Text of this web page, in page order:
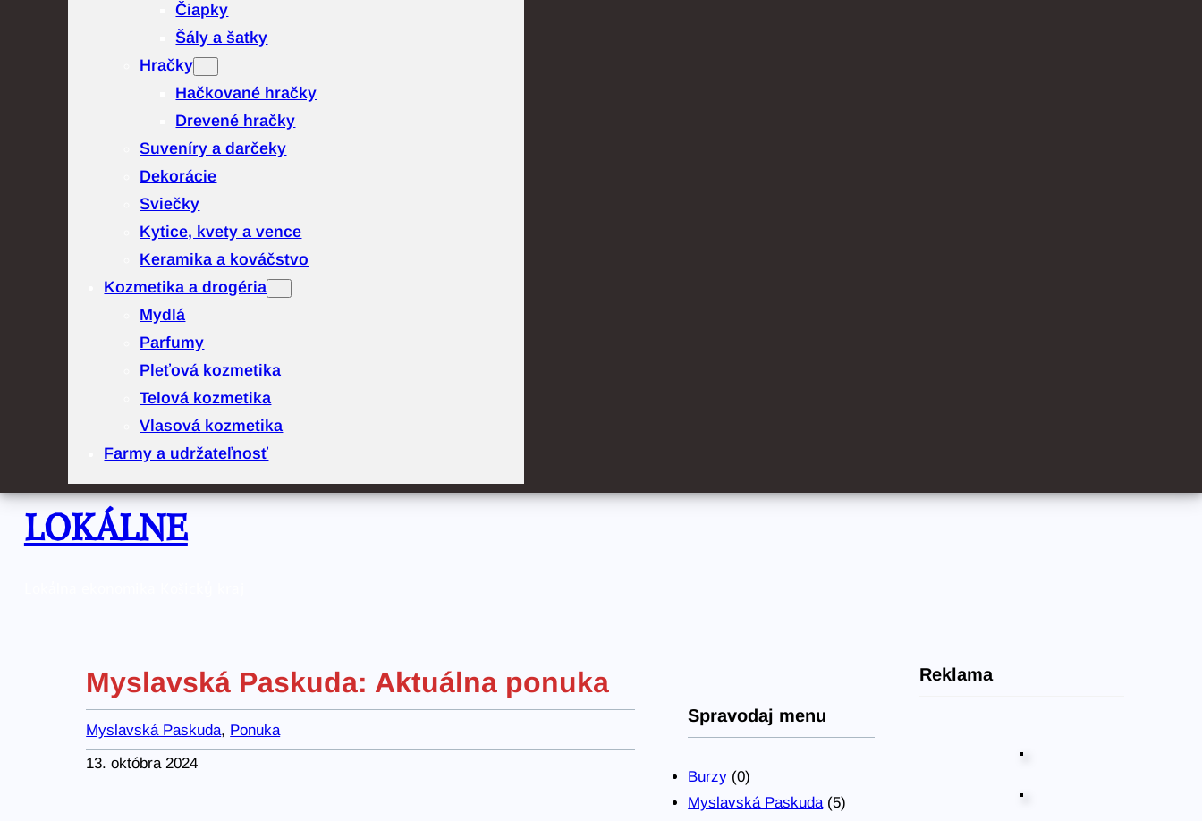
Čiapky
Šály a šatky
Hračky
Hačkované hračky
Drevené hračky
Suveníry a darčeky
Dekorácie
Sviečky
Kytice, kvety a vence
Keramika a kováčstvo
Kozmetika a drogéria
Mydlá
Parfumy
Pleťová kozmetika
Telová kozmetika
Vlasová kozmetika
Farmy a udržateľnosť
LOKÁLNE
Myslavská Paskuda: Aktuálna ponuka
Myslavská Paskuda, Ponuka
13. októbra 2024
Spravodaj menu
Burzy (0)
Myslavská Paskuda (5)
Reklama